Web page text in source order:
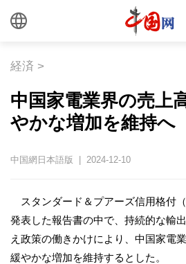
経済 >
中国家電業界の売上
やかな増加を維持へ
中国網日本語版 | 2024-12-10
スタンダード＆プアーズ信用格付
発表した報告書の中で、持続的な輸
え政策の働きかけにより、中国家電
緩やかな増加を維持するとした。